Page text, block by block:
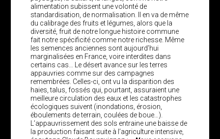
alimentation subissent une volonté de
standardisation, de normalisation. Il en va de même
du calibrage des fruits et légumes, alors que la
diversité, fruit de notre longue histoire commune
fait notre spécificité comme notre richesse. Même
les semences anciennes sont aujourd’hui
marginalisées en France, voire interdites dans
certains cas… Le désert avance sur les terres
appauvries comme sur des campagnes
remembrées. Celles-ci, ont vu la disparition des
haies, talus, fossés qui, pourtant, assuraient une
meilleure circulation des eaux et les catastrophes
écologiques suivent (inondations, érosion,
éboulements de terrain, coulées de boue…).
L’appauvrissement des sols entraine une baisse de
la production faisant suite à l’agriculture intensive,